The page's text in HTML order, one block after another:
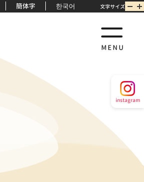
簡体字 한국어 文字サイズ
MENU
instagram